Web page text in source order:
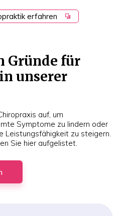
erfahren
Gründe für
unserer
auf, um
Symptome zu lindern oder
Leistungsfähigkeit zu steigern.
Sie hier aufgelistet.